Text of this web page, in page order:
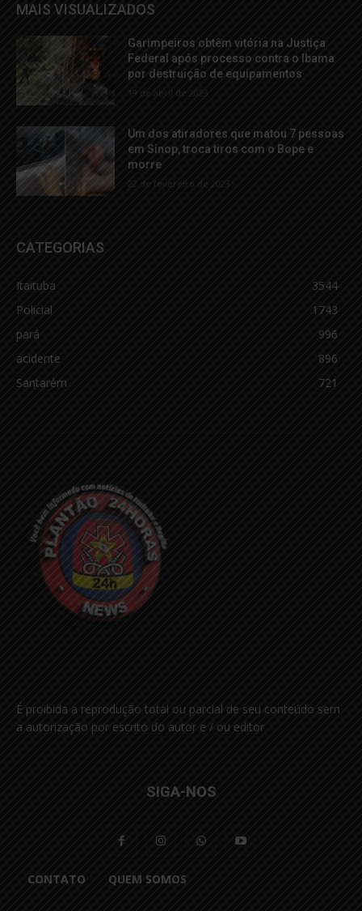
MAIS VISUALIZADOS
Garimpeiros obtêm vitória na Justiça
Federal após processo contra o Ibama
por destruição de equipamentos
19 de abril de 2023
Um dos atiradores que matou 7 pessoas
em Sinop, troca tiros com o Bope e
morre
22 de fevereiro de 2023
CATEGORIAS
Itaituba
3544
Policial
1743
pará
996
acidente
896
Santarém
721
É proibida a reprodução total ou parcial de seu conteúdo sem
a autorização por escrito do autor e / ou editor
SIGA-NOS
CONTATO QUEM SOMOS